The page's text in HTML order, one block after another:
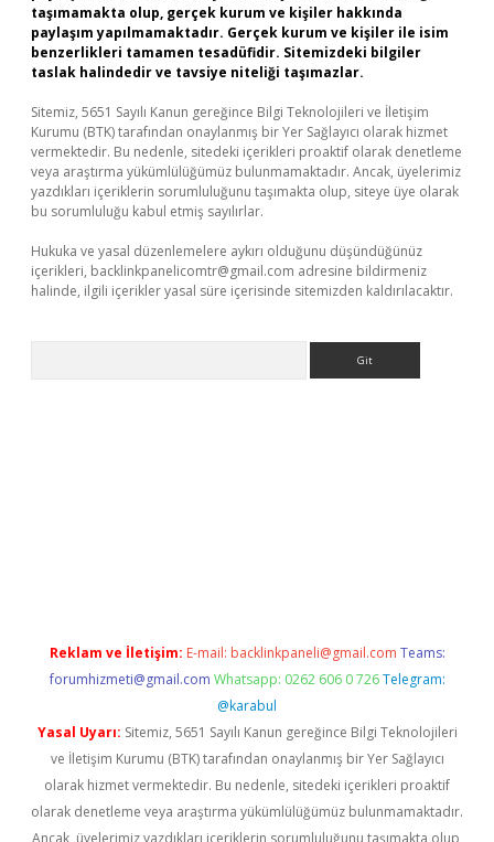
taşımamakta olup, gerçek kurum ve kişiler hakkında
paylaşım yapılmamaktadır. Gerçek kurum ve kişiler ile isim
benzerlikleri tamamen tesadüfidir. Sitemizdeki bilgiler
taslak halindedir ve tavsiye niteliği taşımazlar.
Sitemiz, 5651 Sayılı Kanun gereğince Bilgi Teknolojileri ve İletişim
Kurumu (BTK) tarafından onaylanmış bir Yer Sağlayıcı olarak hizmet
vermektedir. Bu nedenle, sitedeki içerikleri proaktif olarak denetleme
veya araştırma yükümlülüğümüz bulunmamaktadır. Ancak, üyelerimiz
yazdıkları içeriklerin sorumluluğunu taşımakta olup, siteye üye olarak
bu sorumluluğu kabul etmiş sayılırlar.
Hukuka ve yasal düzenlemelere aykırı olduğunu düşündüğünüz
içerikleri, backlinkpanelicomtr@gmail.com adresine bildirmeniz
halinde, ilgili içerikler yasal süre içerisinde sitemizden kaldırılacaktır.
Reklam ve İletişim: E-mail: backlinkpaneli@gmail.com Teams:
forumhizmeti@gmail.com Whatsapp: 0262 606 0 726 Telegram:
@karabul
Yasal Uyarı: Sitemiz, 5651 Sayılı Kanun gereğince Bilgi Teknolojileri
ve İletişim Kurumu (BTK) tarafından onaylanmış bir Yer Sağlayıcı
olarak hizmet vermektedir. Bu nedenle, sitedeki içerikleri proaktif
olarak denetleme veya araştırma yükümlülüğümüz bulunmamaktadır.
Ancak, üyelerimiz yazdıkları içeriklerin sorumluluğunu taşımakta olup,